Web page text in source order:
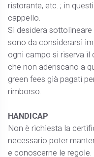
ristorante, etc. ; in
cappello.
Si desidera sottolineare
sono da considerarsi
ogni campo si riserva
che non aderiscano a
green fees già pagati
rimborso.
HANDICAP
Non è richiesta la
necessario poter
e conoscerne le regole.